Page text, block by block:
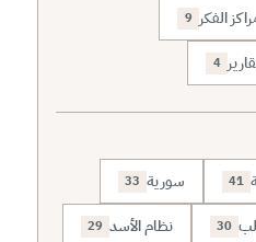
الفكر 9
4
41 سورية 33
30 نظام الأسد 29